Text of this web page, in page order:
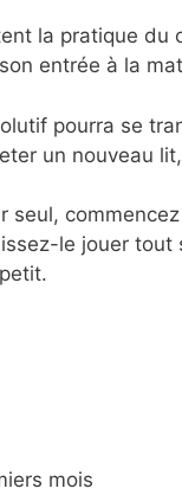
la pratique du
entrée à la
pourra se
un nouveau
seul,
le jouer
mois